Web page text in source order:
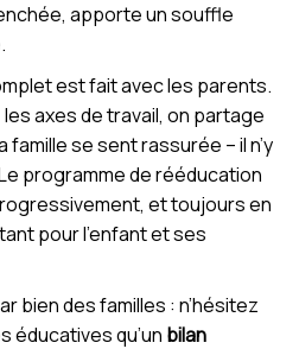
apporte un souffle
est fait avec les parents.
axes de travail, on partage
se sent rassurée – il n’y
Le programme de rééducation
et toujours en
pour l’enfant et ses
bien des familles : n’hésitez
éducatives qu’un bilan